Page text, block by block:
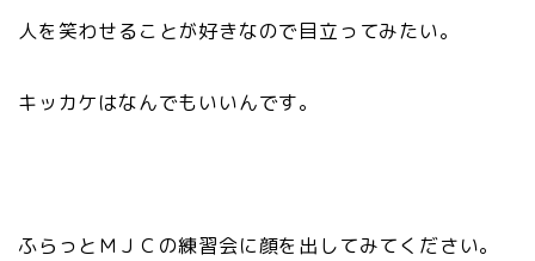
人を笑わせることが好きなので目立ってみたい。
キッカケはなんでもいいんです。
ふらっとＭＪＣの練習会に顔を出してみてください。